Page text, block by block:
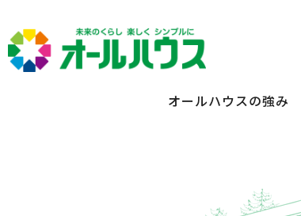
オールハウスの強み